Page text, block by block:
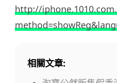
http://
相關文章: